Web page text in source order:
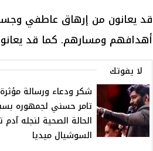
قد يعانون من إرهاق عاطفي
أهدافهم ومسارهم. كما قد
لا يفوتك
شكر ودعاء ورسالة
تامر حسني لجمهوره
الحالة الصحية لنجله آدم
السوشيال ميديا